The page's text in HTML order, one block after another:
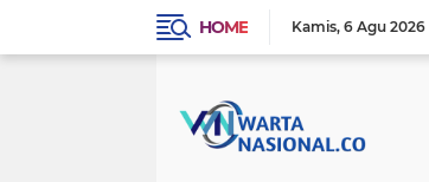
HOME Kamis 6 Agu 2026